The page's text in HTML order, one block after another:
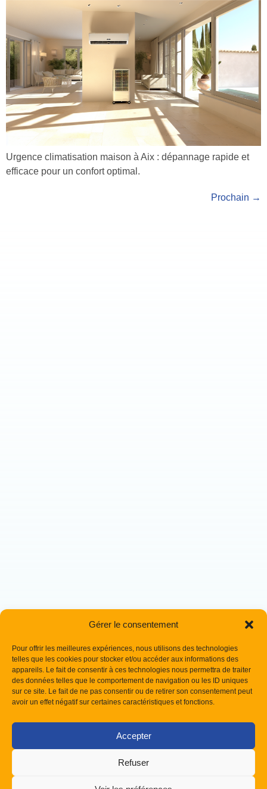
Gérer le consentement
Pour offrir les meilleures expériences, nous utilisons des technologies
telles que les cookies pour stocker et/ou accéder aux informations des
appareils. Le fait de consentir à ces technologies nous permettra de traiter
des données telles que le comportement de navigation ou les ID uniques
sur ce site. Le fait de ne pas consentir ou de retirer son consentement peut
avoir un effet négatif sur certaines caractéristiques et fonctions.
Accepter
Refuser
Urgence climatisation maison à Aix : dépannage rapide et
efficace pour un confort optimal.
Prochain →